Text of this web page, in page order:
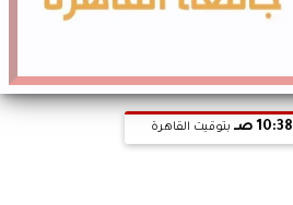
10:38 صـ بتوقيت القاهرة